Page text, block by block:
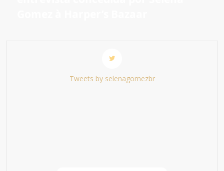
Tweets by selenagomezbr